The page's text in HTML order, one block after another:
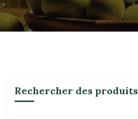
Rechercher des produits